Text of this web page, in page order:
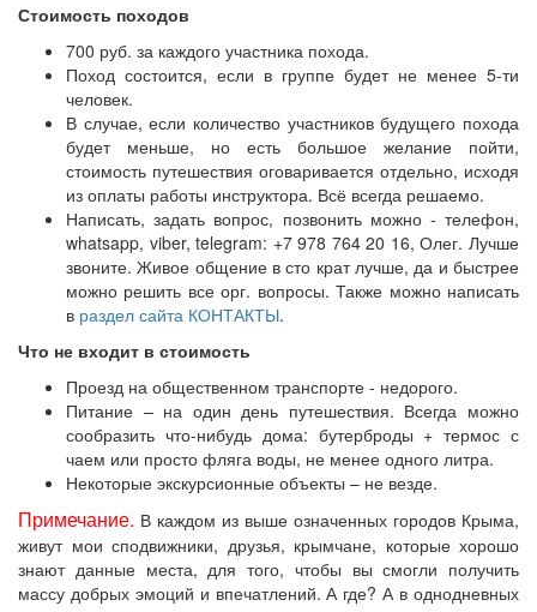
Стоимость походов
700 руб. за каждого участника похода.
Поход состоится, если в группе будет не менее 5-ти
человек.
В случае, если количество участников будущего похода
будет меньше, но есть большое желание пойти,
стоимость путешествия оговаривается отдельно, исходя
из оплаты работы инструктора. Всё всегда решаемо.
Написать, задать вопрос, позвонить можно - телефон,
whatsapp, viber, telegram: +7 978 764 20 16, Олег. Лучше
звоните. Живое общение в сто крат лучше, да и быстрее
можно решить все орг. вопросы. Также можно написать
в раздел сайта КОНТАКТЫ.
Что не входит в стоимость
Проезд на общественном транспорте - недорого.
Питание – на один день путешествия. Всегда можно
сообразить что-нибудь дома: бутерброды + термос с
чаем или просто фляга воды, не менее одного литра.
Некоторые экскурсионные объекты – не везде.
Примечание. В каждом из выше означенных городов Крыма,
живут мои сподвижники, друзья, крымчане, которые хорошо
знают данные места, для того, чтобы вы смогли получить
массу добрых эмоций и впечатлений. А где? А в однодневных